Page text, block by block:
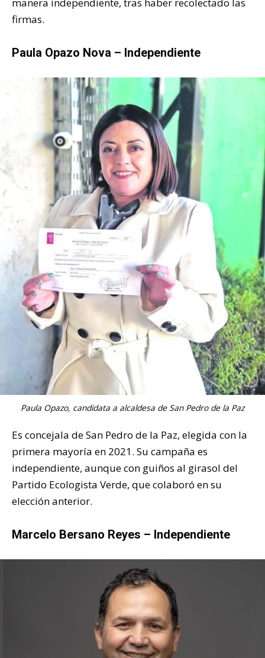
firmas.
Paula Opazo Nova – Independiente
Paula Opazo, candidata a alcaldesa de San Pedro de la Paz
Es concejala de San Pedro de la Paz, elegida con la
primera mayoría en 2021. Su campaña es
independiente, aunque con guiños al girasol del
Partido Ecologista Verde, que colaboró en su
elección anterior.
Marcelo Bersano Reyes – Independiente